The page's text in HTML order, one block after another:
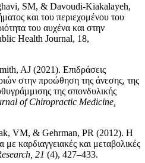
SM, & Davoudi-Kiakalayeh,
και του περιεχομένου του
του αυχένα και στην
Health Journal, 18,
AJ (2021). Επιδράσεις
στην προώθηση της άνεσης, της
της σπονδυλικής
of Chiropractic Medicine,
VM, & Gehrman, PR (2012). Η
με καρδιαγγειακές και μεταβολικές
21 (4), 427–433.